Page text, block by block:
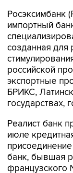
Росэксимбанк
импортный
созданная для
российской
экспортные
БРИКС,
государствах,
Реалист банк
июле
банк, бывшая
французского